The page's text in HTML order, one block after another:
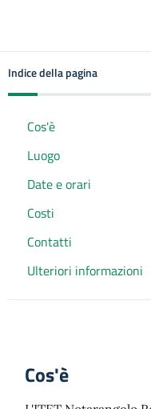
Indice della pagina
Cos'è
Luogo
Date e orari
Costi
Contatti
Ulteriori informazioni
Cos'è